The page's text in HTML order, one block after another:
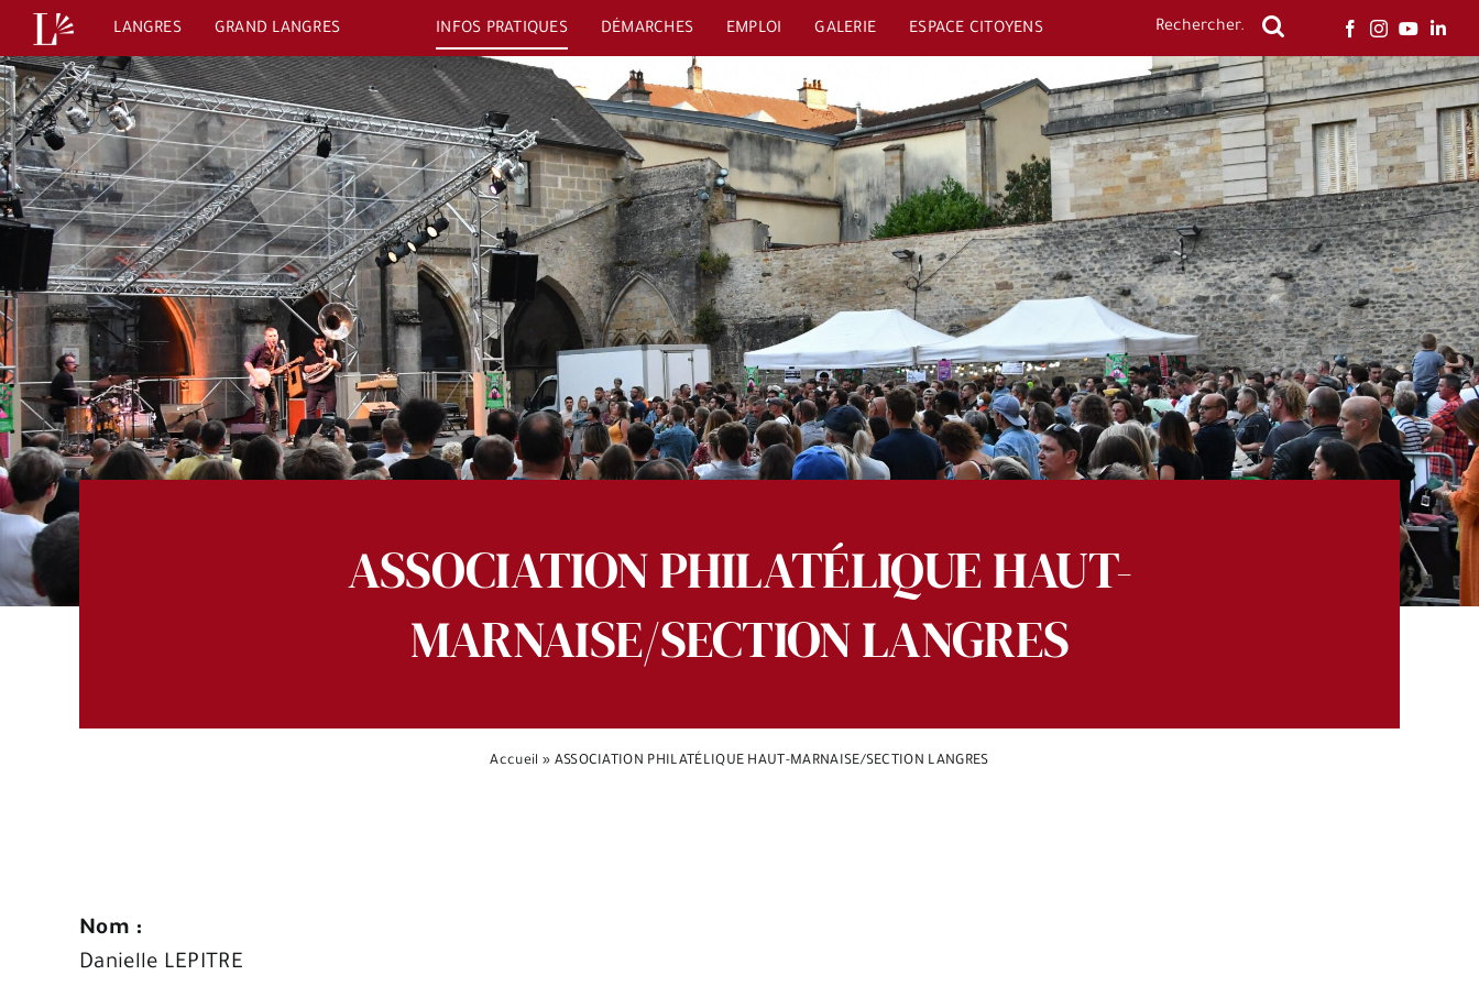
Passer
contenu
LANGRES GRAND LANGRES INFOS PRATIQUES DÉMARCHES EMPLOI GALERIE ESPACE CITOYENS Rechercher:
ASSOCIATION PHILATÉLIQUE HAUT-
MARNAISE/SECTION LANGRES
Accueil » ASSOCIATION PHILATÉLIQUE HAUT-MARNAISE/SECTION LANGRES
Nom :
Danielle LEPITRE